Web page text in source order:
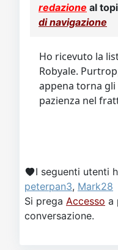
redazione al
di navigazione
Ho ricevuto la
Robyale.
appena torna
pazienza nel
I seguenti utenti
peterpan3, Mark28
Si prega Accesso a
conversazione.